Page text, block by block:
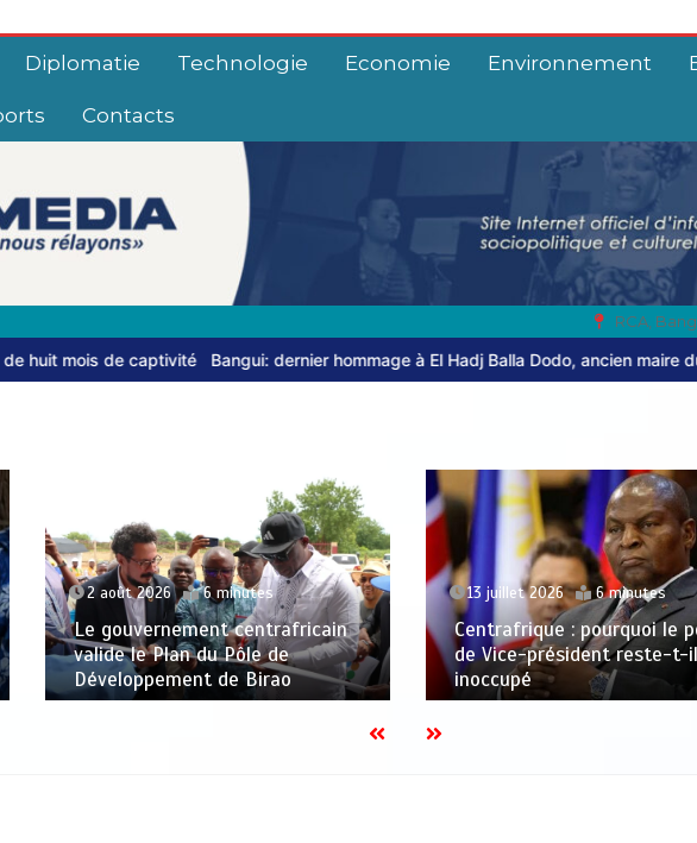
Diplomatie Technologie Economie Environnement
Contacts
RCA,
Bangui: dernier hommage à El Hadj Balla Dodo, ancien maire du 3ᵉ arrondissement
2 août 2026 6 minutes
Le gouvernement centrafricain
valide le Plan du Pôle de
Développement de Birao
13 juillet 2026 6 minutes
Centrafrique : pourquoi le
de Vice-président reste-t-il
inoccupé